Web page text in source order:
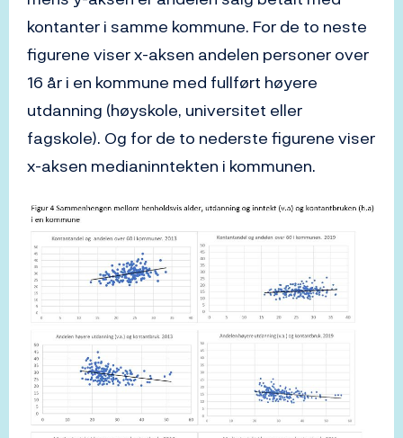
kontanter i samme kommune. For de to neste
figurene viser x-aksen andelen personer over
16 år i en kommune med fullført høyere
utdanning (høyskole, universitet eller
fagskole). Og for de to nederste figurene viser
x-aksen medianinntekten i kommunen.